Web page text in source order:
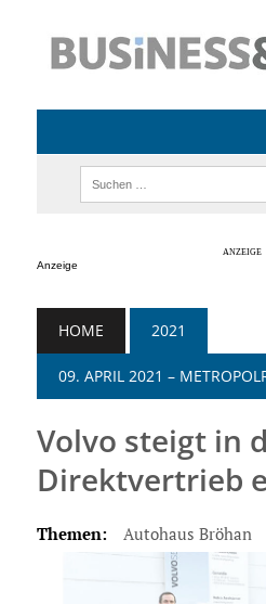
Anzeige
HOME 2021
09. APRIL 2021 –
Volvo steigt in
Direktvertrieb
Themen: Autohaus Bröhan